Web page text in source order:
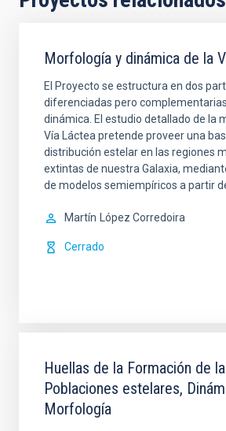
Morfología y dinámica de la
El Proyecto se estructura en dos
diferenciadas pero
dinámica. El estudio detallado de la
Vía Láctea pretende proveer una
distribución estelar en las regiones
extintas de nuestra Galaxia,
de modelos semiempíricos a partir
Martín López Corredoira
Cerrado
Huellas de la Formación de
Poblaciones estelares,
Morfología